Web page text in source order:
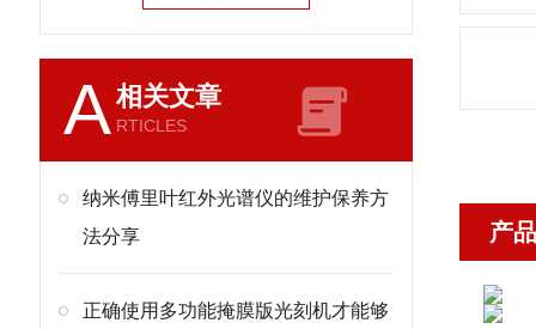
A相关文章
RTICLES
纳米傅里叶红外光谱仪的维护保养方
法分享
正确使用多功能掩膜版光刻机才能够
产